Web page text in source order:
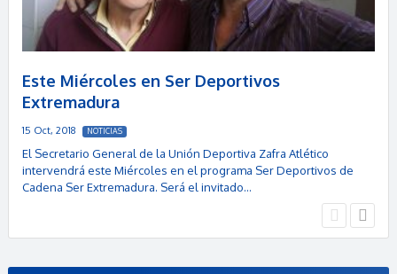
Este Miércoles en Ser Deportivos
Extremadura
15 Oct, 2018 NOTICIAS
El Secretario General de la Unión Deportiva Zafra Atlético
intervendrá este Miércoles en el programa Ser Deportivos de
Cadena Ser Extremadura. Será el invitado…